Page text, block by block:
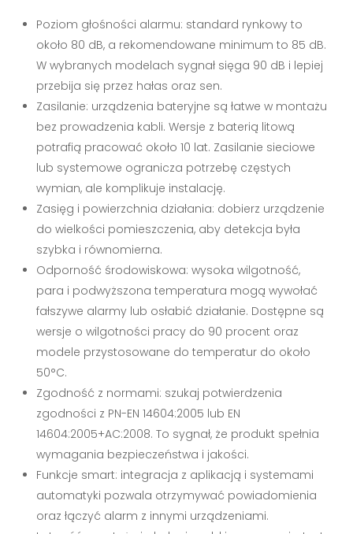
Poziom głośności alarmu: standard rynkowy to
około 80 dB, a rekomendowane minimum to 85 dB.
W wybranych modelach sygnał sięga 90 dB i lepiej
przebija się przez hałas oraz sen.
Zasilanie: urządzenia bateryjne są łatwe w montażu
bez prowadzenia kabli. Wersje z baterią litową
potrafią pracować około 10 lat. Zasilanie sieciowe
lub systemowe ogranicza potrzebę częstych
wymian, ale komplikuje instalację.
Zasięg i powierzchnia działania: dobierz urządzenie
do wielkości pomieszczenia, aby detekcja była
szybka i równomierna.
Odporność środowiskowa: wysoka wilgotność,
para i podwyższona temperatura mogą wywołać
fałszywe alarmy lub osłabić działanie. Dostępne są
wersje o wilgotności pracy do 90 procent oraz
modele przystosowane do temperatur do około
50°C.
Zgodność z normami: szukaj potwierdzenia
zgodności z PN-EN 14604:2005 lub EN
14604:2005+AC:2008. To sygnał, że produkt spełnia
wymagania bezpieczeństwa i jakości.
Funkcje smart: integracja z aplikacją i systemami
automatyki pozwala otrzymywać powiadomienia
oraz łączyć alarm z innymi urządzeniami.